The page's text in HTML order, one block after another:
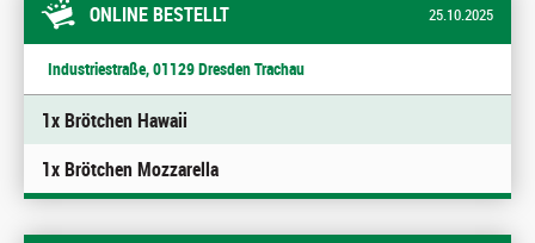
ONLINE BESTELLT 25.10.2025
Industriestraße, 01129 Dresden Trachau
1x Brötchen Hawaii
1x Brötchen Mozzarella